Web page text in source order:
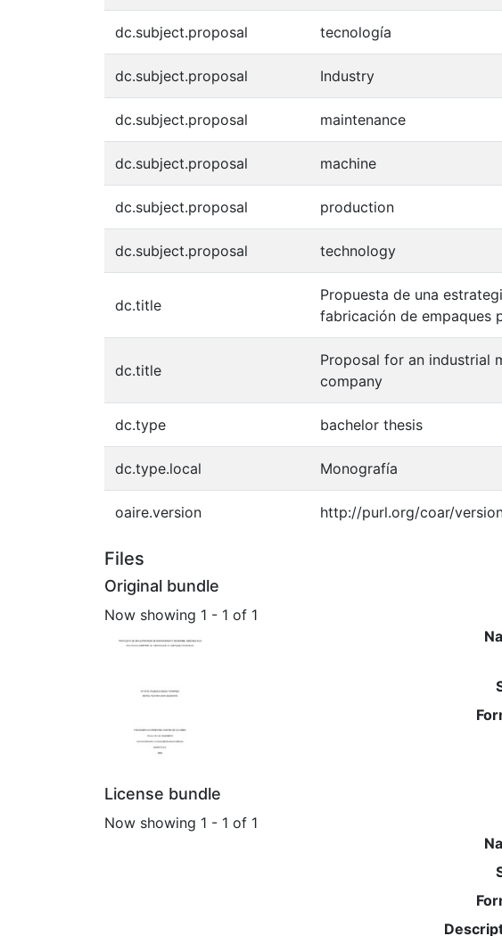
dc.subject.proposal tecnología
dc.subject.proposal Industry
dc.subject.proposal maintenance
dc.subject.proposal machine
dc.subject.proposal production
dc.subject.proposal technology
dc.title
Propuesta de una
fabricación de empaques
dc.title
Proposal for an industrial
company
dc.type bachelor thesis
dc.type.local Monografía
oaire.version http://purl.org/coar/
Files
Original bundle
Now showing 1 - 1 of 1
License bundle
Now showing 1 - 1 of 1